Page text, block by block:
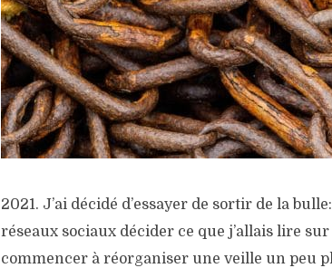
2021. J’ai décidé d’essayer de sortir de la
réseaux sociaux décider ce que j’allais lire
commencer à réorganiser une veille un peu